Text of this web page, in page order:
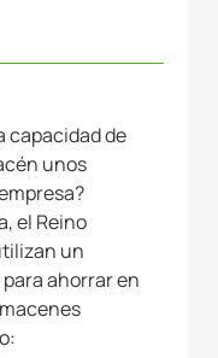
capacidad de
unos
el Reino
un
ahorrar en